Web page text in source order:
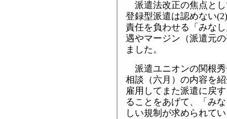
派遣法改正の焦点と
登録型派遣は認めない
責任を負わせる「みな
遇やマージン（派遣元
ました。
派遣ユニオンの関根
相談（六月）の内容を
雇用してまた派遣に戻
ることをあげて、「み
しい規制が求められて